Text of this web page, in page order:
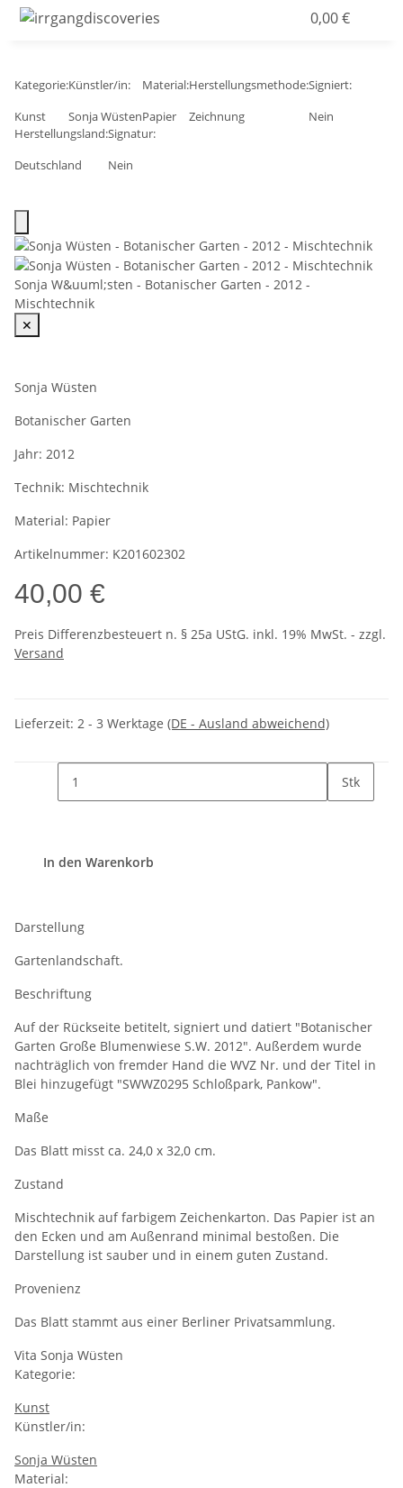
0,00 €
Kategorie:
Kunst
Künstler/in:
Sonja Wüsten
Material:
Papier
Herstellungsmethode:
Zeichnung
Signiert:
Nein
Herstellungsland:
Deutschland
Signatur:
Nein
Sonja W&uuml;sten - Botanischer Garten - 2012 -
Mischtechnik
✕
Sonja Wüsten
Botanischer Garten
Jahr: 2012
Technik: Mischtechnik
Material: Papier
Artikelnummer: K201602302
40,00 €
Preis Differenzbesteuert n. § 25a UStG. inkl. 19% MwSt. - zzgl.
Versand
Lieferzeit: 2 - 3 Werktage (DE - Ausland abweichend)
Stk
In den Warenkorb
Darstellung
Gartenlandschaft.
Beschriftung
Auf der Rückseite betitelt, signiert und datiert "Botanischer
Garten Große Blumenwiese S.W. 2012". Außerdem wurde
nachträglich von fremder Hand die WVZ Nr. und der Titel in
Blei hinzugefügt "SWWZ0295 Schloßpark, Pankow".
Maße
Das Blatt misst ca. 24,0 x 32,0 cm.
Zustand
Mischtechnik auf farbigem Zeichenkarton. Das Papier ist an
den Ecken und am Außenrand minimal bestoßen. Die
Darstellung ist sauber und in einem guten Zustand.
Provenienz
Das Blatt stammt aus einer Berliner Privatsammlung.
Vita Sonja Wüsten
Kategorie:
Kunst
Künstler/in:
Sonja Wüsten
Material: